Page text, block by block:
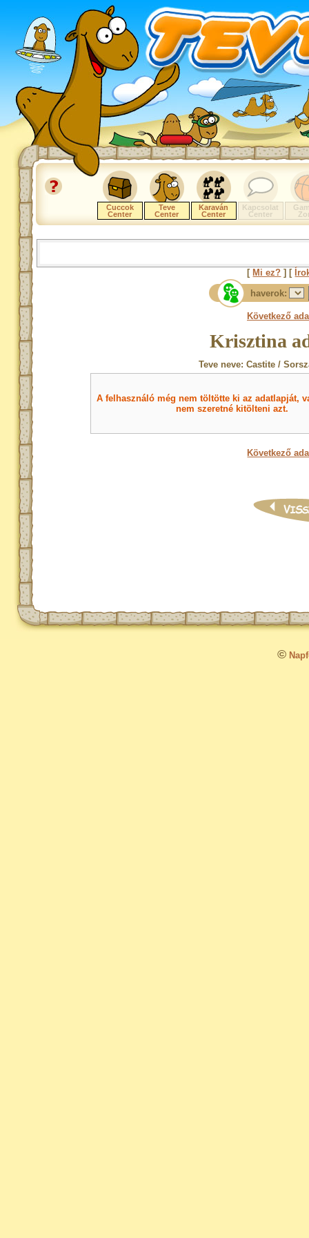
Cuccok
Center
Teve
Center
Karaván
Center
Kapcsolat
Center
[ Mi ez? ] [
haverok:
Következő
Krisztina
Teve neve: Castite /
A felhasználó még nem töltötte ki az adatlapját,
nem szeretné kitölteni azt.
Következő
©